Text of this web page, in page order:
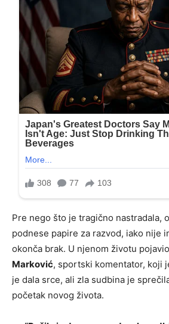
Pre nego što je tragično nastradala,
podnese papire za razvod, iako nije
okonča brak. U njenom životu
Marković, sportski komentator, koji
je dala srce, ali zla sudbina je
početak novog života.